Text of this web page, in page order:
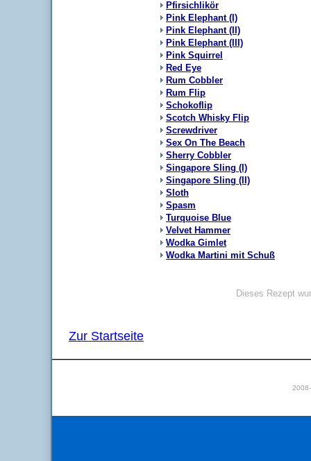
Pfirsichlikör
Pink Elephant (I)
Pink Elephant (II)
Pink Elephant (III)
Pink Squirrel
Red Eye
Rum Cobbler
Rum Flip
Schokoflip
Scotch Whisky Flip
Screwdriver
Sex On The Beach
Sherry Cobbler
Singapore Sling (I)
Singapore Sling (II)
Sloth
Spasm
Turquoise Blue
Velvet Hammer
Wodka Gimlet
Wodka Martini mit Schuß
Dieses Rezept
Zur Startseite